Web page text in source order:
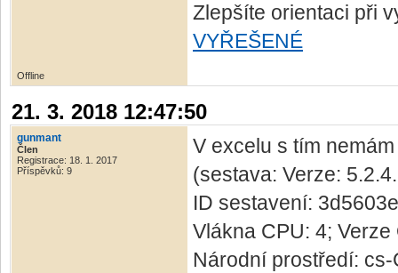
Zlepšíte orientaci při
VYŘEŠENÉ
Offline
21. 3. 2018 12:47:50
gunmant
Člen
Registrace: 18. 1. 2017
Příspěvků: 9
V excelu s tím
(sestava: Verze:
ID sestavení:
Vlákna CPU: 4;
Národní prostředí: